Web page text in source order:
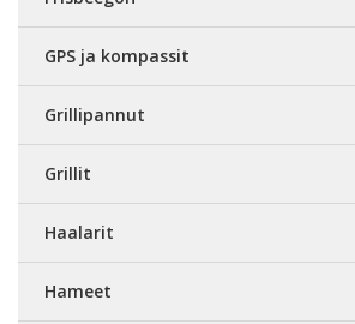
GPS ja kompassit
Grillipannut
Grillit
Haalarit
Hameet